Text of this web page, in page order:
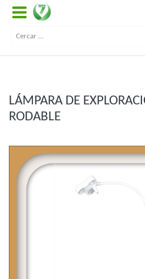
LÁMPARA DE
RODABLE